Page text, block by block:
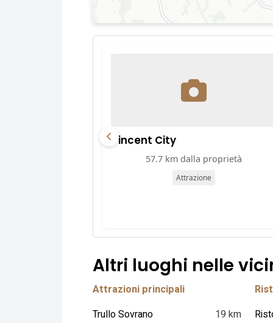
Vincent City
57.7 km dalla proprietà
Attrazione
Altri luoghi nelle
Attrazioni principali
Trullo Sovrano
19 km